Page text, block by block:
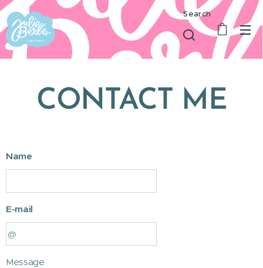
Search
CONTACT ME
Name
E-mail
Message